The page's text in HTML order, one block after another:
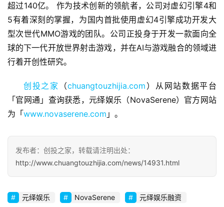
融
资
报
道
观
察
创
企
业
品
超过140亿。 作为技术创新的领航者，公司对虚幻引擎4和
5有着深刻的掌握，为国内首批使用虚幻4引擎成功开发大
型次世代MMO游戏的团队。公司正投身于开发一款面向全
球的下一代开放世界射击游戏，并在AI与游戏融合的领域进
行着开创性研究。
创投之家 （chuangtouzhijia.com ）从网站数据平台
「官网通」查询获悉，元绎娱乐（NovaSerene）官方网站
为「www.novaserene.com 」。
发布者：创投之家，转载请注明出处：
http://www.chuangtouzhijia.com/news/14931.html
元绎娱乐 NovaSerene 元绎娱乐融资